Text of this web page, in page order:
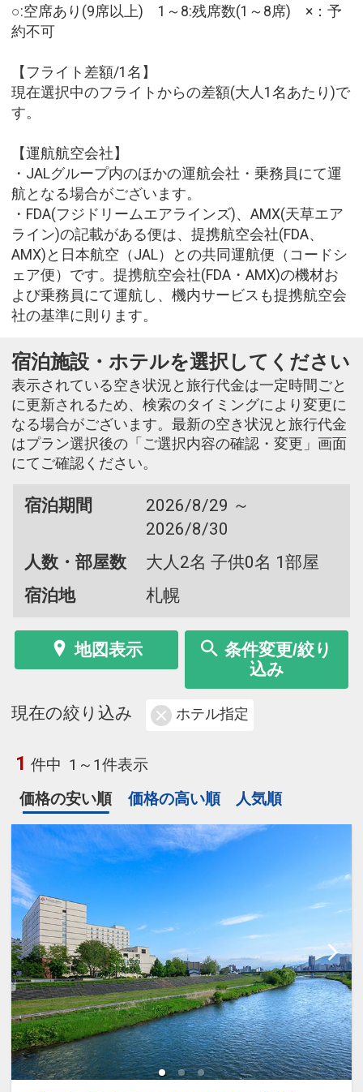
○:空席あり(9席以上) 1～8:残席数(1～8席) ×：予
約不可
【フライト差額/1名】
現在選択中のフライトからの差額(大人1名あたり)で
す。
【運航航空会社】
・JALグループ内のほかの運航会社・乗務員にて運
航となる場合がございます。
・FDA(フジドリームエアラインズ)、AMX(天草エア
ライン)の記載がある便は、提携航空会社(FDA、
AMX)と日本航空（JAL）との共同運航便（コードシ
ェア便）です。提携航空会社(FDA・AMX)の機材お
よび乗務員にて運航し、機内サービスも提携航空会
社の基準に則ります。
宿泊施設・ホテルを選択してください
表示されている空き状況と旅行代金は一定時間ごと
に更新されるため、検索のタイミングにより変更に
なる場合がございます。最新の空き状況と旅行代金
はプラン選択後の「ご選択内容の確認・変更」画面
にてご確認ください。
宿泊期間
2026/8/29 ～
2026/8/30
人数・部屋数
大人2名 子供0名 1部屋
宿泊地
札幌
地図表示
条件変更/絞り
込み
現在の絞り込み ホテル指定
1 件中 1～1件表示
価格の安い順
価格の高い順 人気順